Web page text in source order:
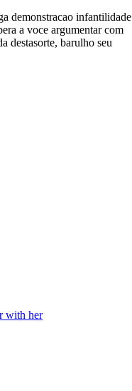
demonstracao infantilidade
a voce argumentar com
destasorte, barulho seu
with her